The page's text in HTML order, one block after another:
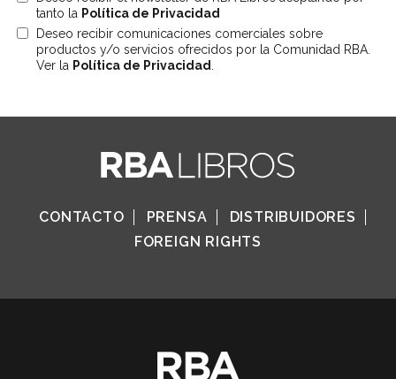
tanto la Política de Privacidad
Deseo recibir comunicaciones comerciales sobre
productos y/o servicios ofrecidos por la Comunidad RBA.
Ver la Política de Privacidad
CONTACTO PRENSA
DISTRIBUIDORES
FOREIGN RIGHTS